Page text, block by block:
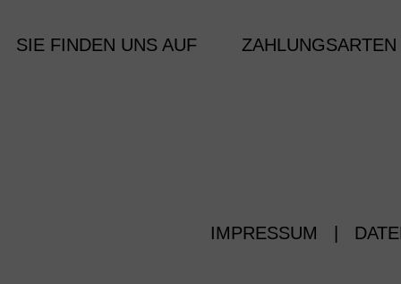
SIE FINDEN UNS AUF
IMPRESSUM